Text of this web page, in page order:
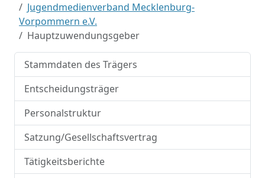
Jugendmedienverband Mecklenburg-
Vorpommern e.V.
Hauptzuwendungsgeber
Stammdaten des Trägers
Entscheidungsträger
Personalstruktur
Satzung/Gesellschaftsvertrag
Tätigkeitsberichte